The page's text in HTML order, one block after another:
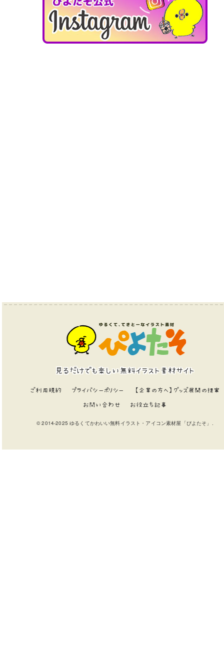
見るだけでも楽しい無料イラスト素材サイト
ご利用規約 プライバシーポリシー 【企業の方へ】グッズ展開の提案
お問い合わせ お役立ち記事
© 2014-2025 ゆるくてかわいい無料イラスト・アイコン素材屋「ぴよたそ」.